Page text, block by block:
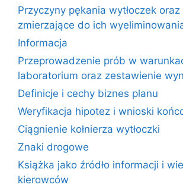
Przyczyny pękania wytłoczek
zmierzające do ich
Informacja
Przeprowadzenie prób w
laboratorium oraz zestawienie
Definicje i cechy biznes planu
Weryfikacja hipotez i wnioski
Ciągnienie kołnierza wytłoczki
Znaki drogowe
Książka jako źródło informacji i
kierowców